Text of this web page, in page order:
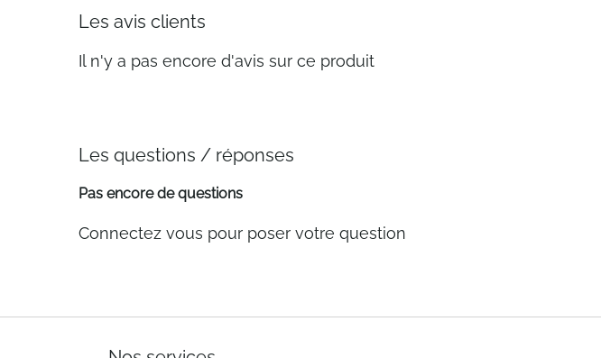
Les avis clients
Il n'y a pas encore d'avis sur ce produit
Les questions / réponses
Pas encore de questions
Connectez vous pour poser votre question